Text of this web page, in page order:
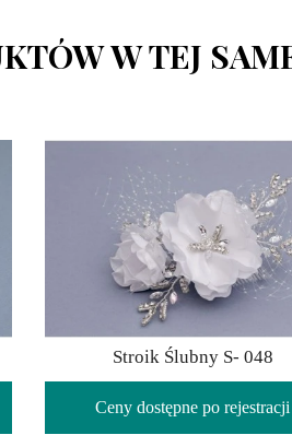
W TEJ
Stroik Ślubny S- 048
Ceny dostępne po rejestracji